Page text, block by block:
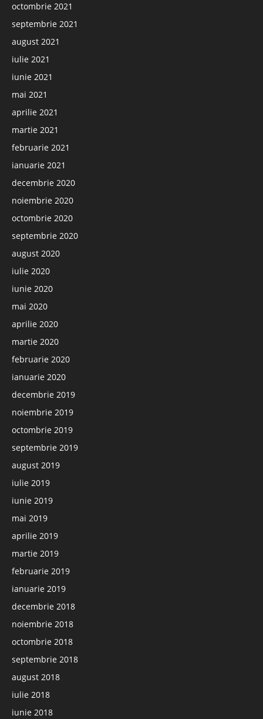
octombrie 2021
septembrie 2021
august 2021
iulie 2021
iunie 2021
mai 2021
aprilie 2021
martie 2021
februarie 2021
ianuarie 2021
decembrie 2020
noiembrie 2020
octombrie 2020
septembrie 2020
august 2020
iulie 2020
iunie 2020
mai 2020
aprilie 2020
martie 2020
februarie 2020
ianuarie 2020
decembrie 2019
noiembrie 2019
octombrie 2019
septembrie 2019
august 2019
iulie 2019
iunie 2019
mai 2019
aprilie 2019
martie 2019
februarie 2019
ianuarie 2019
decembrie 2018
noiembrie 2018
octombrie 2018
septembrie 2018
august 2018
iulie 2018
iunie 2018